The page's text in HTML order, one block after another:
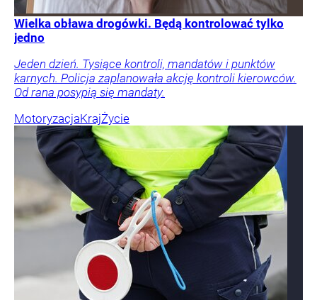
Wielka obława drogówki. Będą kontrolować tylko
jedno
Jeden dzień. Tysiące kontroli, mandatów i punktów
karnych. Policja zaplanowała akcję kontroli kierowców.
Od rana posypią się mandaty.
MotoryzacjaKrajŻycie